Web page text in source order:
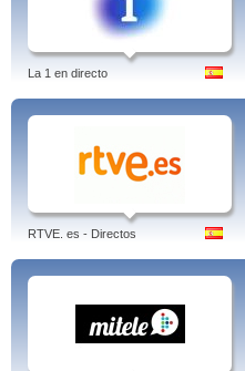
La 1 en directo
RTVE. es - Directos